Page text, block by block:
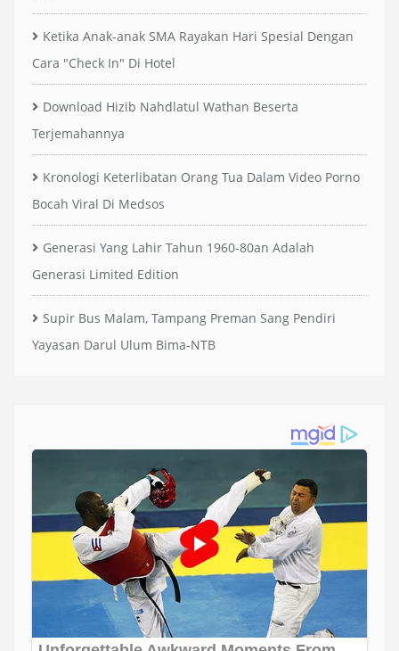
Ketika Anak-anak SMA Rayakan Hari Spesial Dengan
Cara "Check In" Di Hotel
Download Hizib Nahdlatul Wathan Beserta
Terjemahannya
Kronologi Keterlibatan Orang Tua Dalam Video Porno
Bocah Viral Di Medsos
Generasi Yang Lahir Tahun 1960-80an Adalah
Generasi Limited Edition
Supir Bus Malam, Tampang Preman Sang Pendiri
Yayasan Darul Ulum Bima-NTB